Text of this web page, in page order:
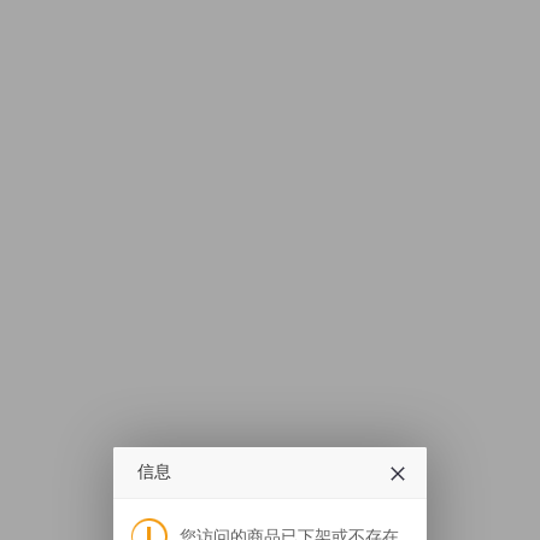
信息